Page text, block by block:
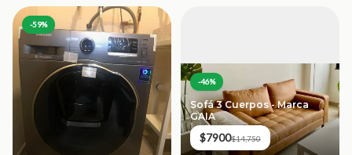
-59%
-46%
Sofá 3 Cuerpos - Marca
GAIA
$7900$14,750